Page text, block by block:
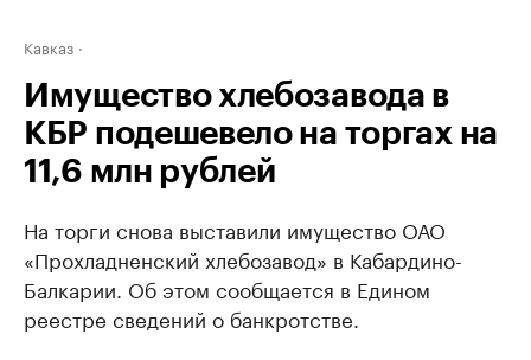
Кавказ
Имущество хлебозавода в
КБР подешевело на торгах на
11,6 млн рублей
На торги снова выставили имущество ОАО
«Прохладненский хлебозавод» в Кабардино-
Балкарии. Об этом сообщается в Едином
реестре сведений о банкротстве.